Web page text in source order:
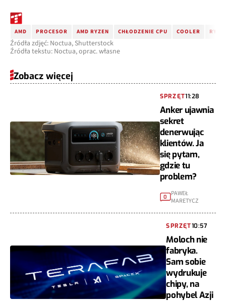
AMD PROCESOR AMD RYZEN CHŁODZENIE CPU COOLER
Źródła zdjęć: Noctua, Shutterstock
Źródła tekstu: Noctua, oprac. własne
Zobacz więcej
SPRZĘT11:28
Anker ujawnia
sekret
denerwując
klientów. Ja
się pytam,
gdzie tu
problem?
0
PAWEŁ
MARETYCZ
SPRZĘT10:57
Moloch nie
fabryka.
Sam sobie
wydrukuje
chipy, na
pohybel Azji